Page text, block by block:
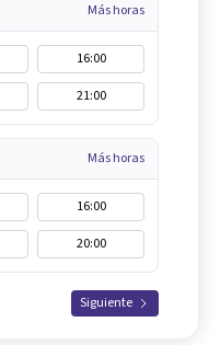
Más horas
16:00
21:00
Más horas
16:00
20:00
Siguiente